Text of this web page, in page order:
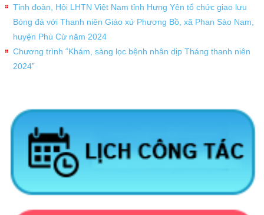
Tỉnh đoàn, Hội LHTN Việt Nam tỉnh Hưng Yên tổ chức giao lưu
Bóng đá với Thanh niên Giáo xứ Phương Bồ, xã Phan Sào Nam,
huyện Phù Cừ năm 2024
Chương trình “Khám, sàng lọc bệnh nhân dịp Tháng thanh niên
2024”